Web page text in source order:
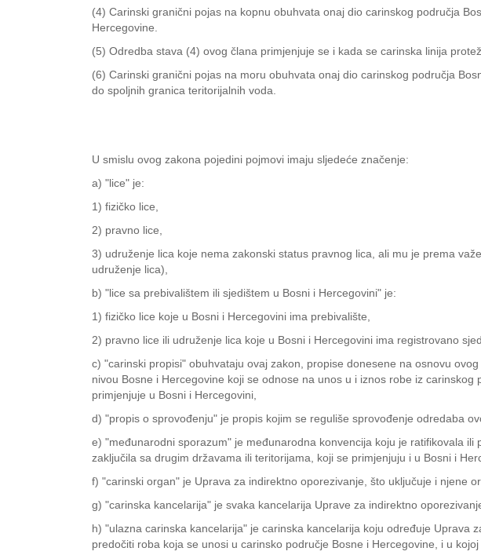
(4) Carinski granični pojas na kopnu obuhvata onaj dio carinskog područja
Hercegovine.
(5) Odredba stava (4) ovog člana primjenjuje se i kada se carinska linija
(6) Carinski granični pojas na moru obuhvata onaj dio carinskog područja
do spoljnih granica teritorijalnih voda.
U smislu ovog zakona pojedini pojmovi imaju sljedeće značenje:
a) "lice" je:
1) fizičko lice,
2) pravno lice,
3) udruženje lica koje nema zakonski status pravnog lica, ali mu je prema
udruženje lica),
b) "lice sa prebivalištem ili sjedištem u Bosni i Hercegovini" je:
1) fizičko lice koje u Bosni i Hercegovini ima prebivalište,
2) pravno lice ili udruženje lica koje u Bosni i Hercegovini ima registrovano
c) "carinski propisi" obuhvataju ovaj zakon, propise donesene na osnovu
nivou Bosne i Hercegovine koji se odnose na unos u i iznos robe iz
primjenjuje u Bosni i Hercegovini,
d) "propis o sprovođenju" je propis kojim se reguliše sprovođenje odredaba
e) "međunarodni sporazum" je međunarodna konvencija koju je ratifikovala
zaključila sa drugim državama ili teritorijama, koji se primjenjuju i u Bosni i
f) "carinski organ" je Uprava za indirektno oporezivanje, što uključuje i njene
g) "carinska kancelarija" je svaka kancelarija Uprave za indirektno
h) "ulazna carinska kancelarija" je carinska kancelarija koju određuje
predočiti roba koja se unosi u carinsko područje Bosne i Hercegovine, i u